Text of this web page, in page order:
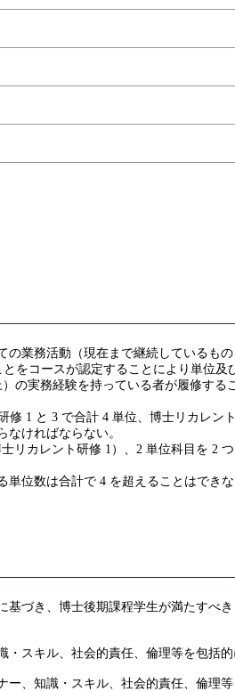
業務活動（現在まで継続しているも
をコースが認定することにより単位
の実務経験を持っている者が履修す
1 と 3 で合計 4 単位、博士リカレン
ければならない。
リカレント研修 1）、2 単位科目を 2
位数は合計で 4 を超えることはできな
づき、博士後期課程学生が満たすべ
スキル、社会的責任、倫理等を包括
、知識・スキル、社会的責任、倫理